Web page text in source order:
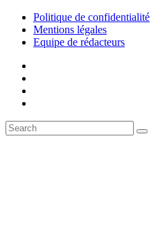
Politique de confidentialité
Mentions légales
Equipe de rédacteurs